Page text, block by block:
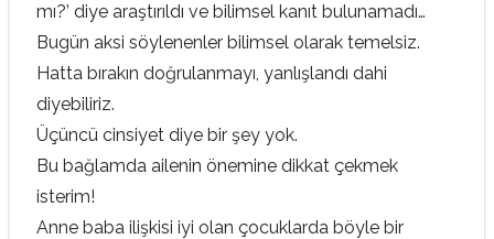
mı?’ diye araştırıldı ve bilimsel kanıt bulunamadı…
Bugün aksi söylenenler bilimsel olarak temelsiz.
Hatta bırakın doğrulanmayı, yanlışlandı dahi
diyebiliriz.
Üçüncü cinsiyet diye bir şey yok.
Bu bağlamda ailenin önemine dikkat çekmek
isterim!
Anne baba ilişkisi iyi olan çocuklarda böyle bir